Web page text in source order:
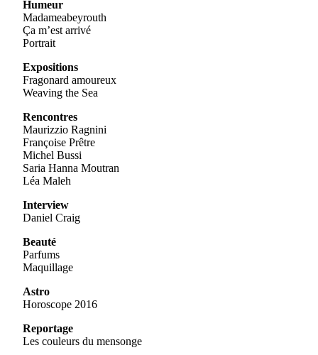
Humeur
Madameabeyrouth
Ça m’est arrivé
Portrait
Expositions
Fragonard amoureux
Weaving the Sea
Rencontres
Maurizzio Ragnini
Françoise Prêtre
Michel Bussi
Saria Hanna Moutran
Léa Maleh
Interview
Daniel Craig
Beauté
Parfums
Maquillage
Astro
Horoscope 2016
Reportage
Les couleurs du mensonge